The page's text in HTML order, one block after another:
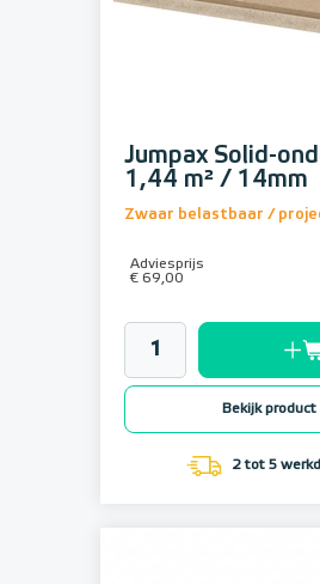
Jumpax Solid-
1,44 m² / 14mm
Zwaar belastbaar /
Adviesprijs
€ 69,00
Bekijk product
2 tot 5